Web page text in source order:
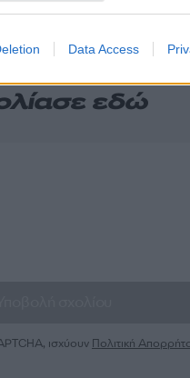
Data Access
εδώ
ισχύουν Πολιτική